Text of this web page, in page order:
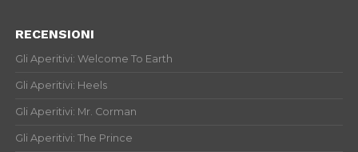
RECENSIONI
Gli Aperitivi: Welcome To Earth
Gli Aperitivi: Heels
Gli Aperitivi: Mr. Corman
Gli Aperitivi: The Prince